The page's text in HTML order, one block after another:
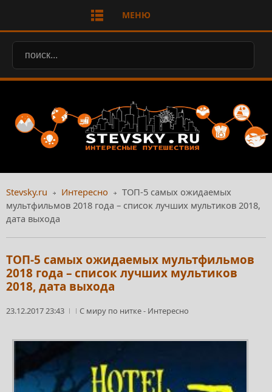
МЕНЮ
Stevsky.ru Интересно
ТОП-5 самых ожидаемых
мультфильмов 2018 года – список лучших мультиков 2018,
дата выхода
ТОП-5 самых ожидаемых мультфильмов
2018 года – список лучших мультиков
2018, дата выхода
23.12.2017 23:43 С миру по нитке- Интересно